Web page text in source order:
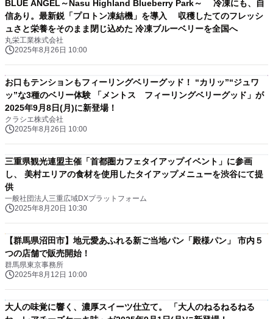
BLUE ANGEL～Nasu Highland Blueberry Park～ 冷凍にも、自
信あり。最新鋭「プロトン凍結機」を導入 収穫したてのフレッシ
ュさと栄養をそのまま閉じ込めた 冷凍ブルーベリーを全国へ
丸栄工業株式会社
2025年8月26日 10:00
お口もテンションもフィーリングベリーグッド！ “カリッ”“ジュワ
ッ”な3種のベリー体験 「メントス フィーリングベリーグッド」が
2025年9月8日(月)に新登場！
クラシエ株式会社
2025年8月26日 10:00
三重県観光連盟主催「首都圏カフェタイアップイベント」に参画
し、 美村エリアの食材を使用したタイアップメニューを渋谷にて提
供
一般社団法人三重広域DXプラットフォーム
2025年8月20日 10:30
【群馬県沼田市】地元愛あふれる新ご当地パン「殿様パン」 市内５
つの店舗で販売開始！
群馬県東京事務所
2025年8月12日 10:00
大人の味覚に響く、濃厚スイーツ仕立て。 「大人のねるねるねる